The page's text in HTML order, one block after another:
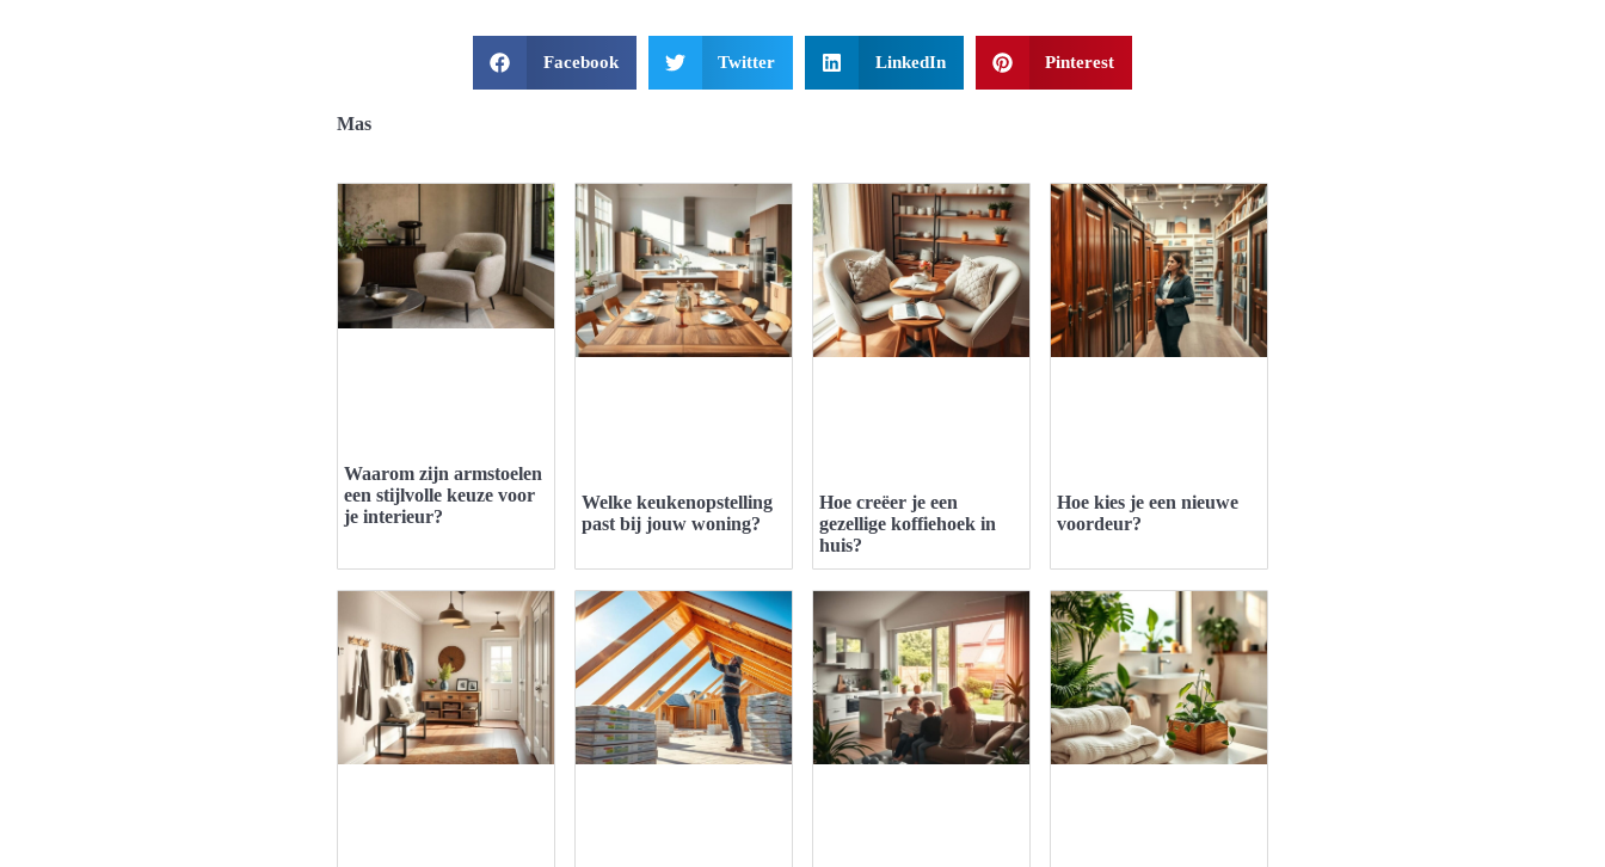
Facebook Twitter LinkedIn Pinterest
Mas
Waarom zijn armstoelen
een stijlvolle keuze voor
je interieur?
Welke keukenopstelling
past bij jouw woning?
Hoe creëer je een
gezellige koffiehoek in
huis?
Hoe kies je een nieuwe
voordeur?